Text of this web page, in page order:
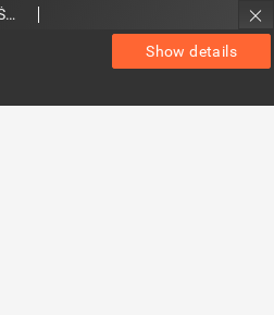
Show details
Echo Dnia 2000, R.25, nr 22 (Świętokrzyskie 2)